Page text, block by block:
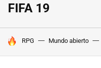
FIFA 19
HOY SE HABLA DE
RPG Mundo abierto